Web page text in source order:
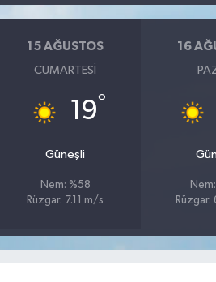
15 AĞUSTOS
CUMARTESI
19°
Güneşli
Nem: %58
Rüzgar: 7.11 m/s
16
Rüzgar: